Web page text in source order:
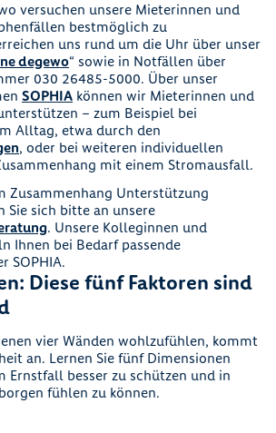
versuchen unsere Mieterinnen und
bestmöglich zu
uns rund um die Uhr über unser
degewo“ sowie in Notfällen über
030 26485-5000. Über unser
SOPHIA können wir Mieterinnen und
– zum Beispiel bei
Alltag, etwa durch den
, oder bei weiteren individuellen
mit einem Stromausfall.
Zusammenhang Unterstützung
Sie sich bitte an unsere
. Unsere Kolleginnen und
Ihnen bei Bedarf passende
SOPHIA.
Diese fünf Faktoren sind
vier Wänden wohlzufühlen, kommt
an. Lernen Sie fünf Dimensionen
Ernstfall besser zu schützen und in
fühlen zu können.